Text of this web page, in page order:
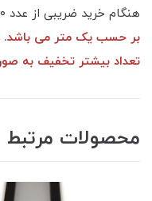
هنگام خرید ضریبی از عدد ۱۰ را انتخاب نمایید.
تعداد بیشتر تخفیف به
محصولات مرتبط